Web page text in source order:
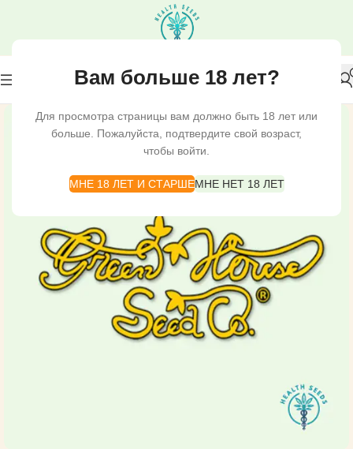
Вам больше 18 лет?
Для просмотра страницы вам должно быть 18 лет или
больше. Пожалуйста, подтвердите свой возраст,
чтобы войти.
МНЕ 18 ЛЕТ И СТАРШЕМНЕ НЕТ 18 ЛЕТ